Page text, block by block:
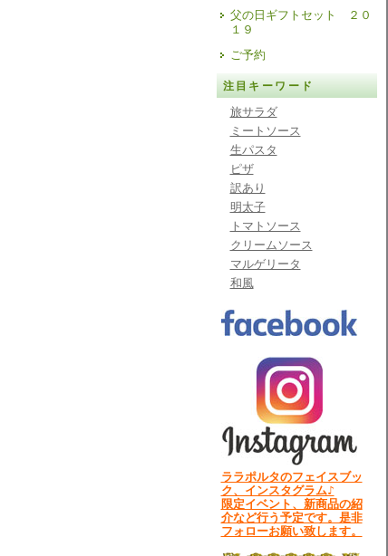
父の日ギフトセット ２０
１９
ご予約
注目キーワード
旅サラダ
ミートソース
生パスタ
ピザ
訳あり
明太子
トマトソース
クリームソース
マルゲリータ
和風
ララポルタのフェイスブッ
ク、インスタグラム♪
限定イベント、新商品の紹
介など行う予定です。是非
フォローお願い致します。